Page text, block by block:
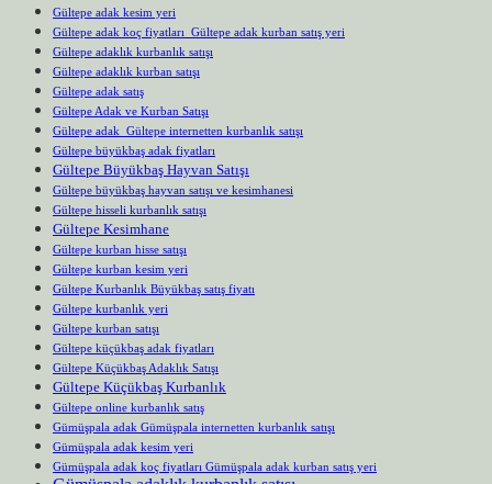
Gültepe adak kesim yeri
Gültepe adak koç fiyatları Gültepe adak kurban satış yeri
Gültepe adaklık kurbanlık satışı
Gültepe adaklık kurban satışı
Gültepe adak satış
Gültepe Adak ve Kurban Satışı
Gültepe adak Gültepe internetten kurbanlık satışı
Gültepe büyükbaş adak fiyatları
Gültepe Büyükbaş Hayvan Satışı
Gültepe büyükbaş hayvan satışı ve kesimhanesi
Gültepe hisseli kurbanlık satışı
Gültepe Kesimhane
Gültepe kurban hisse satışı
Gültepe kurban kesim yeri
Gültepe Kurbanlık Büyükbaş satış fiyatı
Gültepe kurbanlık yeri
Gültepe kurban satışı
Gültepe küçükbaş adak fiyatları
Gültepe Küçükbaş Adaklık Satışı
Gültepe Küçükbaş Kurbanlık
Gültepe online kurbanlık satış
Gümüşpala adak Gümüşpala internetten kurbanlık satışı
Gümüşpala adak kesim yeri
Gümüşpala adak koç fiyatları Gümüşpala adak kurban satış yeri